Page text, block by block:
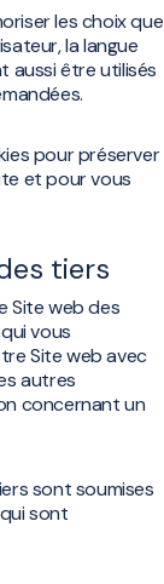
les choix que
la langue
aussi être utilisés
pour préserver
et pour vous
tiers
Site web des
vous
Site web avec
autres
concernant un
sont soumises
sont